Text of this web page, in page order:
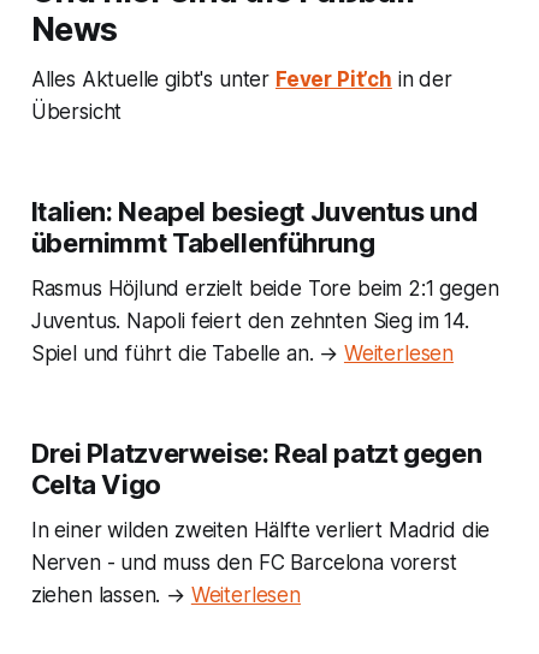
News
Alles Aktuelle gibt's unter Fever Pit’ch in der
Übersicht
Italien: Neapel besiegt Juventus und
übernimmt Tabellenführung
Rasmus Höjlund erzielt beide Tore beim 2:1 gegen
Juventus. Napoli feiert den zehnten Sieg im 14.
Spiel und führt die Tabelle an. → Weiterlesen
Drei Platzverweise: Real patzt gegen
Celta Vigo
In einer wilden zweiten Hälfte verliert Madrid die
Nerven - und muss den FC Barcelona vorerst
ziehen lassen. → Weiterlesen